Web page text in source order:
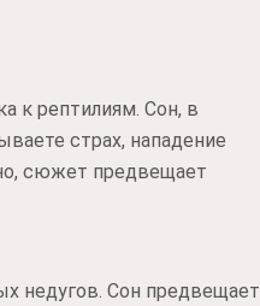
к рептилиям. Сон, в
страх, нападение
сюжет предвещает
недугов. Сон предвещает